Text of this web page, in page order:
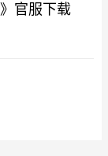
官服下载